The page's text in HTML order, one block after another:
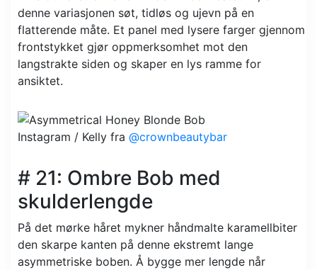
denne variasjonen søt, tidløs og ujevn på en
flatterende måte. Et panel med lysere farger gjennom
frontstykket gjør oppmerksomhet mot den
langstrakte siden og skaper en lys ramme for
ansiktet.
Instagram / Kelly fra @crownbeautybar
# 21: Ombre Bob med
skulderlengde
På det mørke håret mykner håndmalte karamellbiter
den skarpe kanten på denne ekstremt lange
asymmetriske boben. Å bygge mer lengde når